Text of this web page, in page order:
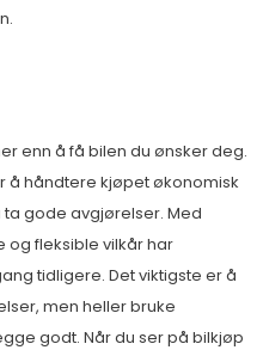
enn å få bilen du ønsker deg.
å håndtere kjøpet økonomisk
gode avgjørelser. Med
og fleksible vilkår har
tidligere. Det viktigste er å
men heller bruke
godt. Når du ser på bilkjøp